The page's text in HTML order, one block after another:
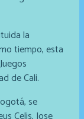
la
tiempo, esta
de Cali.
se